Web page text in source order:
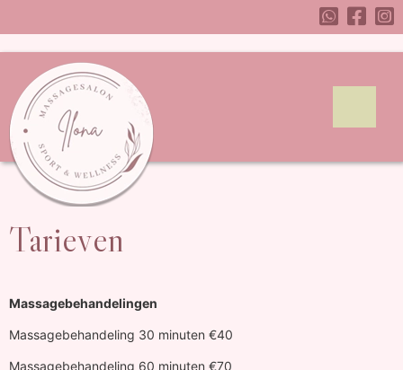
Tarieven
Massagebehandelingen
Massagebehandeling 30 minuten €40
Massagebehandeling 60 minuten €70